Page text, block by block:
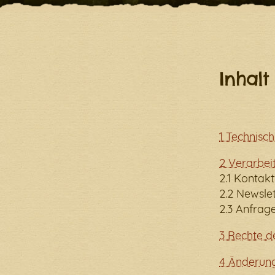
Inhalt
1
2
2.1
2.2
2.3
3 Rechte
4